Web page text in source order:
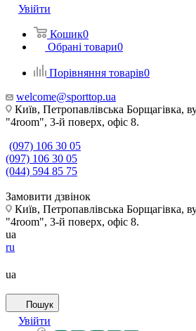
Увійти
Кошик0
Обрані товари0
Порівняння товарів0
welcome@sporttop.ua
Київ, Петропавлівська Борщагівка,
"4room", 3-й поверх, офіс 8.
(097) 106 30 05
(097) 106 30 05
(044) 594 85 75
Замовити дзвінок
Київ, Петропавлівська Борщагівка,
"4room", 3-й поверх, офіс 8.
ua
ru
ua
Пошук
Увійти